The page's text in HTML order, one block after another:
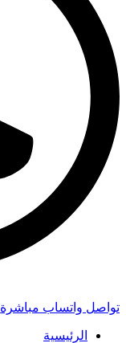
تواصل واتساب مباشرة
الرئيسية